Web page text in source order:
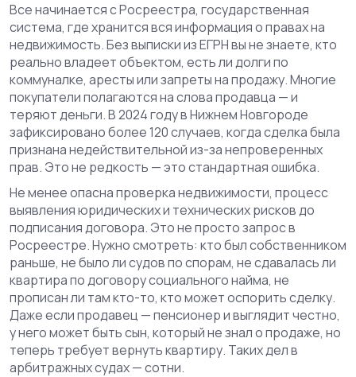
Все начинается сРосреестра, государственная
система, где хранится вся информация о правах на
недвижимость. Без выписки из ЕГРН вы не знаете, кто
реально владеет объектом, есть ли долги по
коммуналке, аресты или запреты на продажу. Многие
покупатели полагаются на слова продавца — и
теряют деньги. В 2024 году в Нижнем Новгороде
зафиксировано более 120 случаев, когда сделка была
признана недействительной из-за непроверенных
прав. Это не редкость — это стандартная ошибка.
Не менее опаснапроверка недвижимости, процесс
выявления юридических и технических рисков до
подписания договора. Это не просто запрос в
Росреестре. Нужно смотреть: кто был собственником
раньше, не было ли судов по спорам, не сдавалась ли
квартира по договору социального найма, не
прописан ли там кто-то, кто может оспорить сделку.
Даже если продавец — пенсионер и выглядит честно,
у него может быть сын, который не знал о продаже, но
теперь требует вернуть квартиру. Таких дел в
арбитражных судах — сотни.